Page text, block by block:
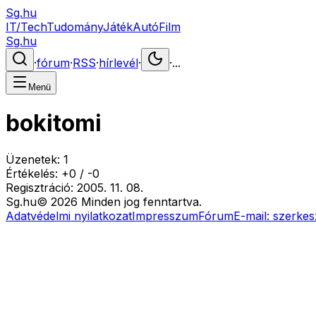
Sg.hu
IT/TechTudományJátékAutóFilm
Sg.hu
·fórum·RSS·hírlevél· ·...
Menü
bokitomi
Üzenetek: 1
Értékelés: +0 / -0
Regisztráció: 2005. 11. 08.
Sg.hu© 2026 Minden jog fenntartva.
Adatvédelmi nyilatkozatImpresszumFórumE-mail: